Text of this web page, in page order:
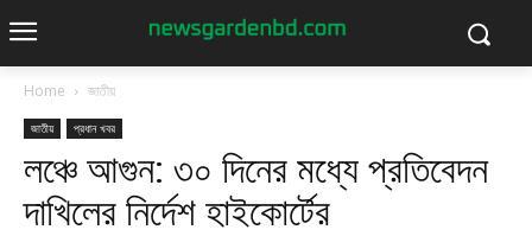
Home জাতীয়
জাতীয় প্রধান খবর
লঞ্চে আগুন: ৩০ দিনের মধ্যে প্রতিবেদন
দাখিলের নির্দেশ হাইকোর্টের